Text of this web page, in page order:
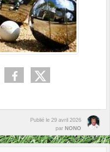
Publié le 29 avril 2026
par NONO